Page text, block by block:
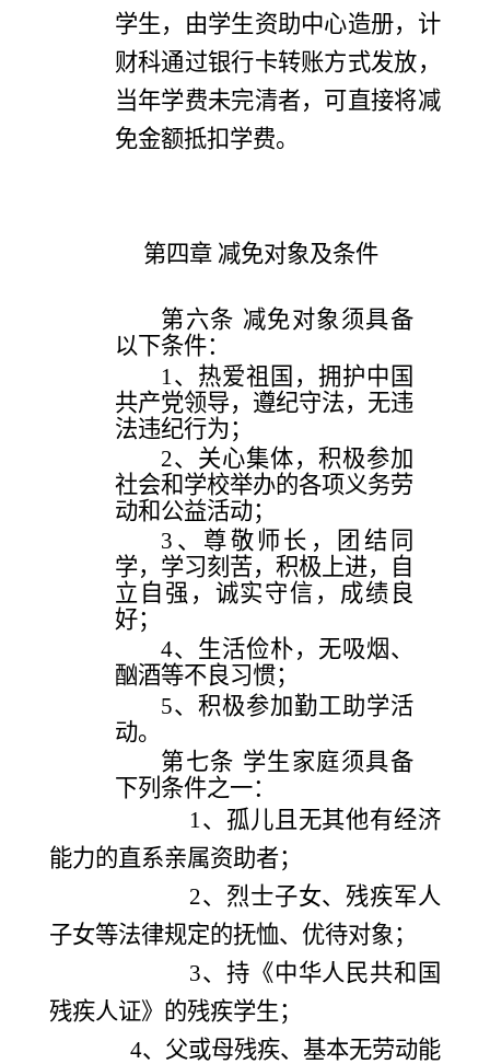
学生，由学生资助中心造册， 计
财科通过银行卡转账方式发放，
当年学费未完清者，可直接将减
免金额抵扣学费。
第四章 减免对象及条件
第六条 减免对象须具备
以下条件：
1、 热爱祖国，拥护中国
共产党领导，遵纪守法，无违
法违纪行为；
2、 关心集体，积极参加
社会和学校举办的各项义务劳
动和公益活动；
3、 尊敬师长，团结同
学，学习刻苦，积极上进，自
立自强，诚实守信，成绩良
好；
4、 生活俭朴，无吸烟、
酗酒等不良习惯；
5、积极参加勤工助学活
动。
第七条 学生家庭须具备
下列条件之一：
1、 孤儿且无其他有经济
能力的直系亲属资助者；
2、 烈士子女、残疾军人
子女等法律规定的抚恤、优待对象；
3、持《中华人民共和国
残疾人证》的残疾学生；
4、 父或母残疾、基本无劳动能